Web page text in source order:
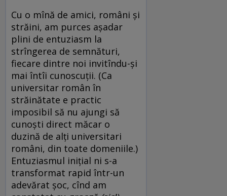
Cu o mînă de amici, români și
străini, am purces așadar
plini de entuziasm la
strîngerea de semnături,
fiecare dintre noi invitîndu-și
mai întîi cunoscuții. (Ca
universitar român în
străinătate e practic
imposibil să nu ajungi să
cunoști direct măcar o
duzină de alți universitari
români, din toate domeniile.)
Entuziasmul inițial ni s-a
transformat rapid într-un
adevărat șoc, cînd am